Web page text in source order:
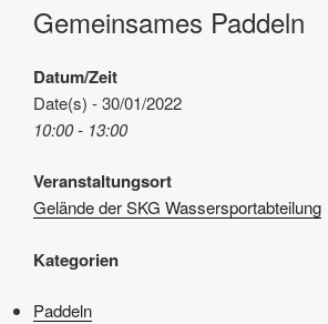
Gemeinsames Paddeln
Datum/Zeit
Date(s) - 30/01/2022
10:00 - 13:00
Veranstaltungsort
Gelände der SKG Wassersportabteilung
Kategorien
Paddeln